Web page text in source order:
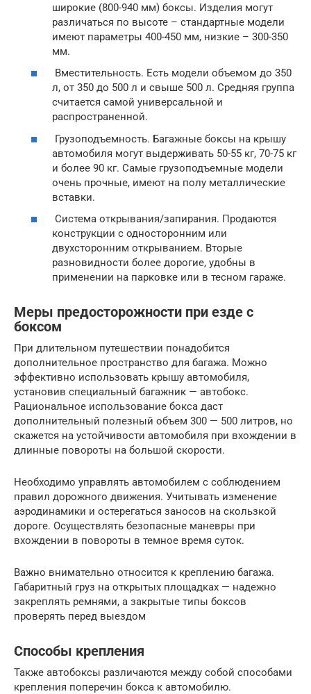
широкие (800-940 мм) боксы. Изделия могут
различаться по высоте – стандартные модели
имеют параметры 400-450 мм, низкие – 300-350
мм.
Вместительность. Есть модели объемом до 350
л, от 350 до 500 л и свыше 500 л. Средняя группа
считается самой универсальной и
распространенной.
Грузоподъемность. Багажные боксы на крышу
автомобиля могут выдерживать 50-55 кг, 70-75 кг
и более 90 кг. Самые грузоподъемные модели
очень прочные, имеют на полу металлические
вставки.
Система открывания/запирания. Продаются
конструкции с односторонним или
двухсторонним открыванием. Вторые
разновидности более дорогие, удобны в
применении на парковке или в тесном гараже.
Меры предосторожности при езде с
боксом
При длительном путешествии понадобится
дополнительное пространство для багажа. Можно
эффективно использовать крышу автомобиля,
установив специальный багажник — автобокс.
Рациональное использование бокса даст
дополнительный полезный объем 300 — 500 литров, но
скажется на устойчивости автомобиля при вхождении в
длинные повороты на большой скорости.
Необходимо управлять автомобилем с соблюдением
правил дорожного движения. Учитывать изменение
аэродинамики и остерегаться заносов на скользкой
дороге. Осуществлять безопасные маневры при
вхождении в повороты в темное время суток.
Важно внимательно относится к креплению багажа.
Габаритный груз на открытых площадках — надежно
закреплять ремнями, а закрытые типы боксов
проверять перед выездом
Способы крепления
Также автобоксы различаются между собой способами
крепления поперечин бокса к автомобилю.